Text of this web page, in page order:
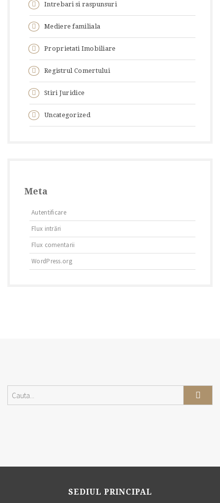
Intrebari si raspunsuri
Mediere familiala
Proprietati Imobiliare
Registrul Comertului
Stiri Juridice
Uncategorized
Meta
Autentificare
Flux intrări
Flux comentarii
WordPress.org
SEDIUL PRINCIPAL